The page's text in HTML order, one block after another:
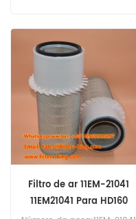
Marca:Substituição Kobelco
Quantidade mínima de
Compatibilidade:Escavador
as Kobelco ED150 140SR
SK350-9 SK350-8 75SR
ACERA SK135SRLC-2.
Filtro de ar 11EM-21041
11EM21041 Para HD160